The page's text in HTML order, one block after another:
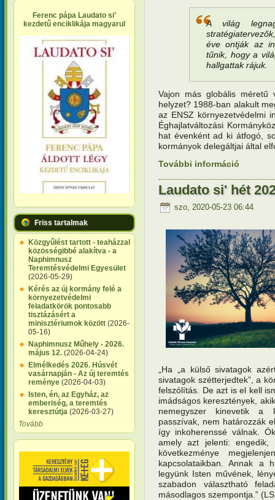
Ferenc pápa Laudato si’
kezdetű enciklikája magyarul
Friss tartalmak
Közgyűlést tartott - teaházzal
közösségibbé alakítva - a
Naphimnusz
Teremtésvédelmi Egyesület
(2026-05-29)
Kérés az új kormány felé a
környezetvédelmi
feladatkörök pontosabb
tisztázásért a
minisztériumok között (2026-
05-16)
Naphimnusz Műhely - 2026.
május 12. (2026-04-24)
Elmélkedés 2026. Húsvét
vasárnapján - Az új teremtés
reménye (2026-04-03)
Isten, én, az Egyház, az
emberiség, a teremtés
keresztútja (2026-03-27)
Tovább
A világ
éve ontják az
tűnik, hogy a
hallgattak rájuk.
Vajon más globális méretű
helyzet? 1988-ban alakult
az ENSZ környezetvédelmi
Éghajlatváltozási
hat évenként ad ki átfogó,
kormányok delegáltjai által
További információ
Laudato si' hét
szo, 2020-05-23 06:44
„Ha „a külső sivatagok
sivatagok szétterjedtek”, a
felszólítás. De azt is el kell
imádságos keresztények,
nemegyszer kinevetik a
passzívak, nem határozzák
így inkoherenssé válnak.
amely azt jelenti: engedik,
következménye
kapcsolataikban. Annak a
legyünk Isten művének,
szabadon választható
másodlagos szempontja.”